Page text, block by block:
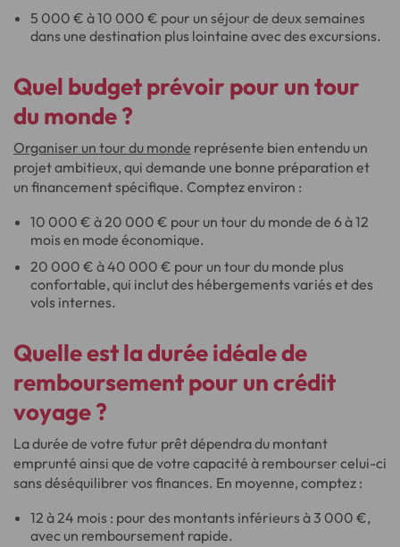
5 000 € à 10 000 € pour un séjour de deux semaines
dans une destination plus lointaine avec des excursions.
Quel budget prévoir pour un tour
du monde ?
Organiser un tour du monde représente bien entendu un
projet ambitieux, qui demande une bonne préparation et
un financement spécifique. Comptez environ :
10 000 € à 20 000 € pour un tour du monde de 6 à 12
mois en mode économique.
20 000 € à 40 000 € pour un tour du monde plus
confortable, qui inclut des hébergements variés et des
vols internes.
Quelle est la durée idéale de
remboursement pour un crédit
voyage ?
La durée de votre futur prêt dépendra du montant
emprunté ainsi que de votre capacité à rembourser celui-ci
sans déséquilibrer vos finances. En moyenne, comptez :
12 à 24 mois : pour des montants inférieurs à 3 000 €,
avec un remboursement rapide.